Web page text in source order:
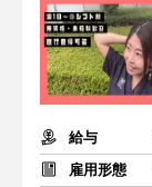
給与
雇用形態